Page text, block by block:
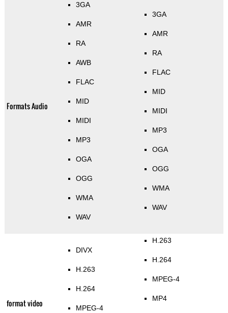
Formats Audio
3GA
AMR
RA
AWB
FLAC
MID
MIDI
MP3
OGA
OGG
WMA
WAV
3GA
AMR
RA
FLAC
MID
MIDI
MP3
OGA
OGG
WMA
WAV
format video
DIVX
H.263
H.264
MPEG-4
H.263
H.264
MPEG-4
MP4